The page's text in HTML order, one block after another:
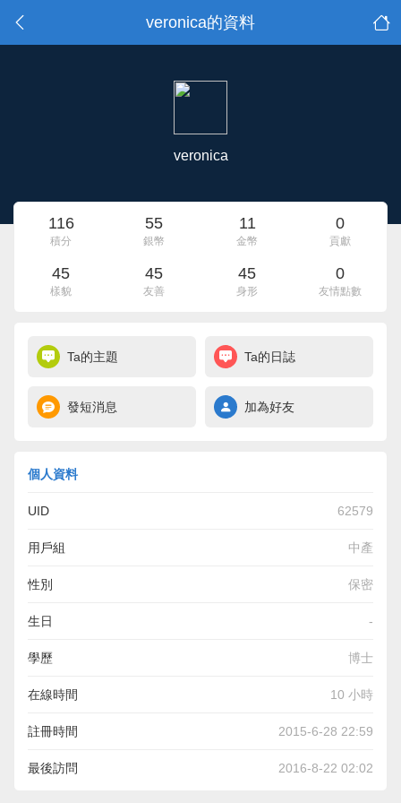
veronica的資料
veronica
116
積分
55
銀幣
11
金幣
0
貢獻
45
樣貌
45
友善
45
身形
0
友情點數
Ta的主題 Ta的日誌
發短消息 加為好友
個人資料
UID 62579
用戶組 中產
性別 保密
生日 -
學歷 博士
在線時間 10 小時
註冊時間 2015-6-28 22:59
最後訪問 2016-8-22 02:02